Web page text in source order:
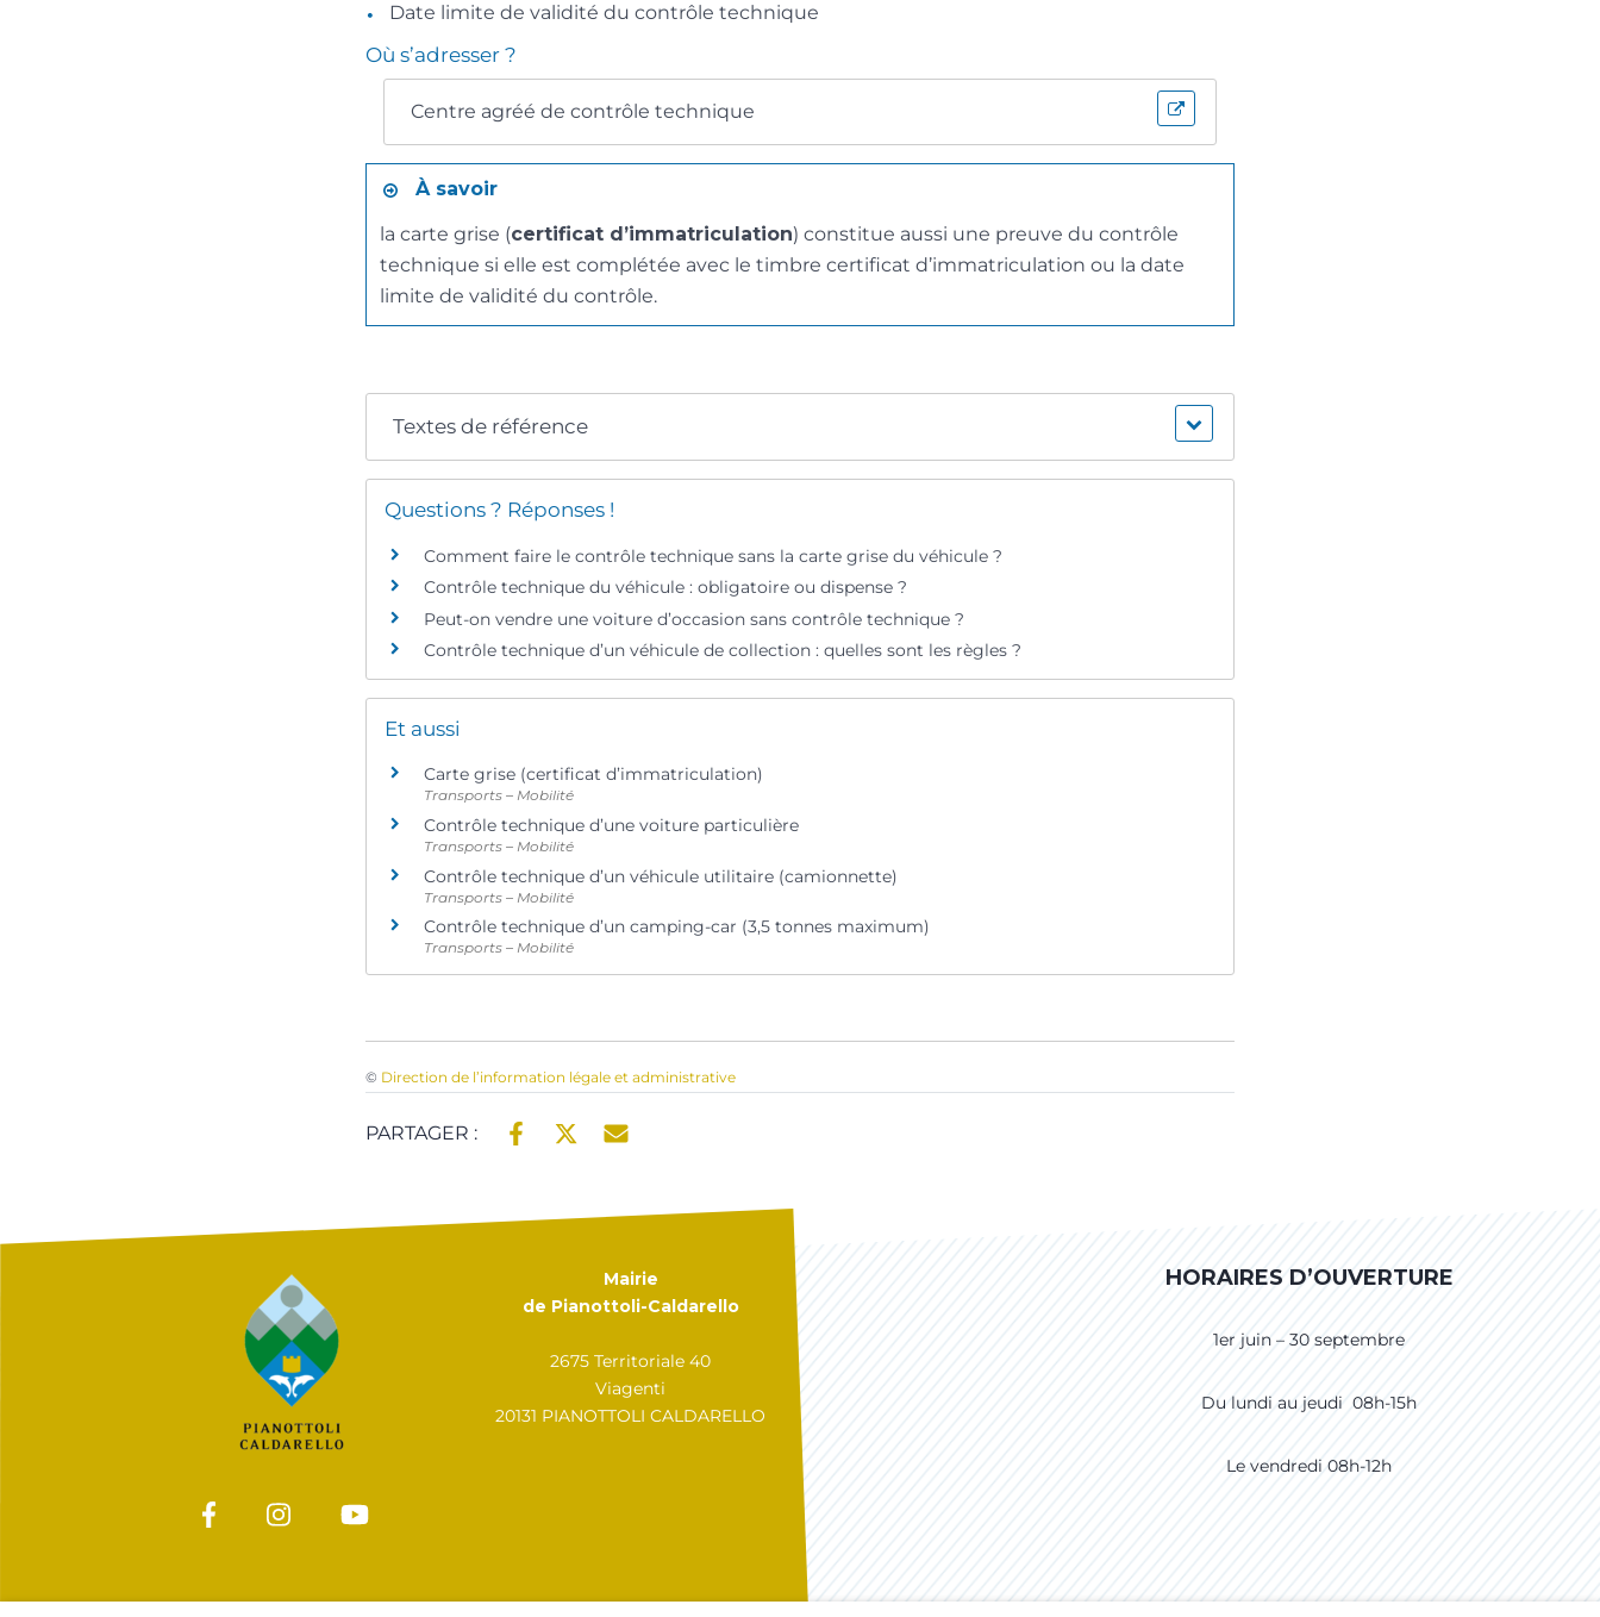
Date limite de validité du contrôle technique
Où s’adresser ?
Centre agréé de contrôle technique
À savoir
la carte grise (certificat d’immatriculation) constitue aussi une preuve du contrôle
technique si elle est complétée avec le timbre certificat d’immatriculation ou la date
limite de validité du contrôle.
Textes de référence
Questions ? Réponses !
Comment faire le contrôle technique sans la carte grise du véhicule ?
Contrôle technique du véhicule : obligatoire ou dispense ?
Peut-on vendre une voiture d’occasion sans contrôle technique ?
Contrôle technique d’un véhicule de collection : quelles sont les règles ?
Et aussi
Carte grise (certificat d’immatriculation)
Transports – Mobilité
Contrôle technique d’une voiture particulière
Transports – Mobilité
Contrôle technique d’un véhicule utilitaire (camionnette)
Transports – Mobilité
Contrôle technique d’un camping-car (3,5 tonnes maximum)
Transports – Mobilité
© Direction de l’information légale et administrative
PARTAGER :
Mairie
de Pianottoli-Caldarello
2675 Territoriale 40
Viagenti
20131 PIANOTTOLI CALDARELLO
HORAIRES D’OUVERTURE
1er juin – 30 septembre
Du lundi au jeudi 08h-15h
Le vendredi 08h-12h